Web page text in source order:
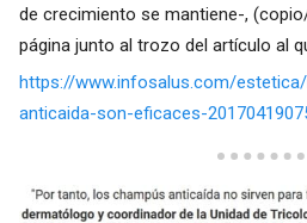
de crecimiento se mantiene-,
página junto al trozo del artículo al
https://www.infosalus.com/
anticaida-son-eficaces-